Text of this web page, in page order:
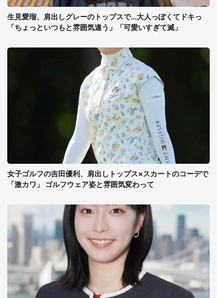
生見愛瑠、肩出しグレーのトップスで...大人っぽくてドキっ
「ちょっといつもと雰囲気違う」「可愛いすぎて滅」
女子ゴルフの吉田優利、肩出しトップス×スカートのコーデで
「激カワ」 ゴルフウェア姿と雰囲気変わって